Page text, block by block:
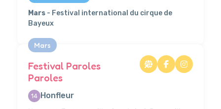
Mars - Festival international du cirque de
Bayeux
Mars
Festival Paroles
Paroles
14 Honfleur